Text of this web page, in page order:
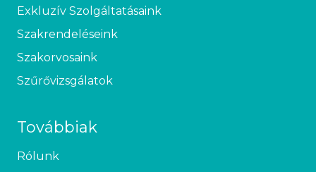
Exkluzív Szolgáltatásaink
Szakrendeléseink
Szakorvosaink
Szűrővizsgálatok
Továbbiak
Rólunk